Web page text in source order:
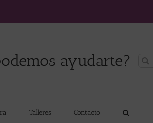
ayudarte?
Talleres Contacto